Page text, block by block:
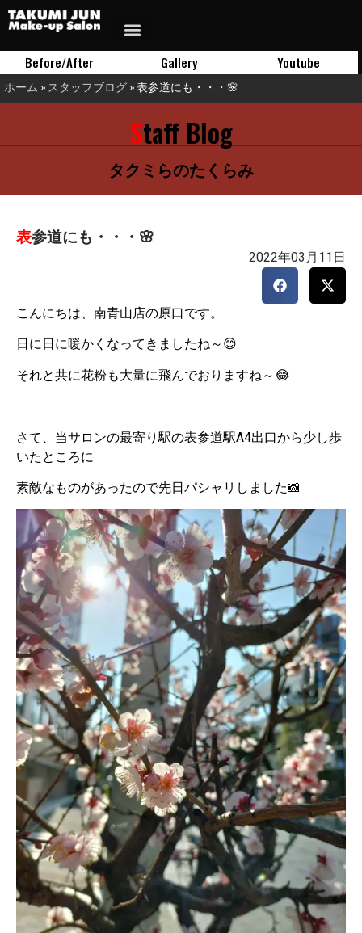
Before/After Gallery Youtube
ホーム » スタッフブログ »表参道にも・・・🌸
Staff Blog
タクミらのたくらみ
表参道にも・・・🌸
2022年03月11日
こんにちは、南青山店の原口です。
日に日に暖かくなってきましたね～😊
それと共に花粉も大量に飛んでおりますね～😂
さて、当サロンの最寄り駅の表参道駅A4出口から少し歩
いたところに
素敵なものがあったので先日パシャリしました📸